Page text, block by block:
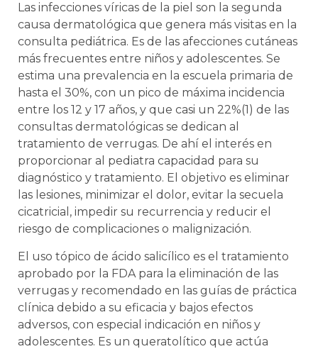
Las infecciones víricas de la piel son la segunda
causa dermatológica que genera más visitas en la
consulta pediátrica. Es de las afecciones cutáneas
más frecuentes entre niños y adolescentes. Se
estima una prevalencia en la escuela primaria de
hasta el 30%, con un pico de máxima incidencia
entre los 12 y 17 años, y que casi un 22%(1) de las
consultas dermatológicas se dedican al
tratamiento de verrugas. De ahí el interés en
proporcionar al pediatra capacidad para su
diagnóstico y tratamiento. El objetivo es eliminar
las lesiones, minimizar el dolor, evitar la secuela
cicatricial, impedir su recurrencia y reducir el
riesgo de complicaciones o malignización.
El uso tópico de ácido salicílico es el tratamiento
aprobado por la FDA para la eliminación de las
verrugas y recomendado en las guías de práctica
clínica debido a su eficacia y bajos efectos
adversos, con especial indicación en niños y
adolescentes. Es un queratolítico que actúa